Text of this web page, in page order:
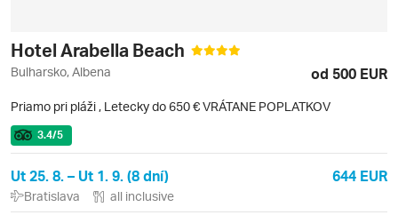
Hotel Arabella Beach
Bulharsko, Albena od 500 EUR
Priamo pri pláži , Letecky do 650 € VRÁTANE POPLATKOV
3.4/5
Ut 25. 8. – Ut 1. 9. (8 dní) 644 EUR
Bratislava all inclusive